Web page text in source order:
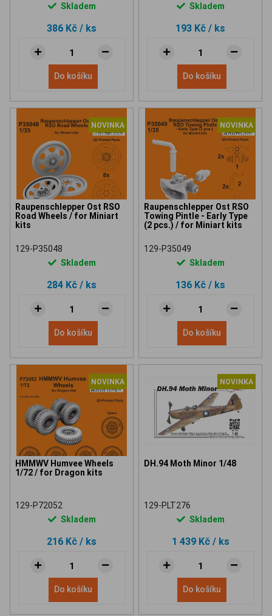
Skladem
386 Kč / ks
Do košíku
Skladem
193 Kč / ks
Do košíku
NOVINKA
Raupenschlepper Ost RSO
Road Wheels / for Miniart
kits
129-P35048
Skladem
284 Kč / ks
Do košíku
NOVINKA
Raupenschlepper Ost RSO
Towing Pintle - Early Type
(2 pcs.) / for Miniart kits
129-P35049
Skladem
136 Kč / ks
Do košíku
NOVINKA
HMMWV Humvee Wheels
1/72 / for Dragon kits
129-P72052
Skladem
216 Kč / ks
Do košíku
NOVINKA
DH.94 Moth Minor 1/48
129-PLT276
Skladem
1 439 Kč / ks
Do košíku